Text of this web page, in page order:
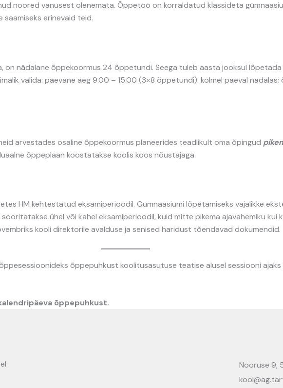
noored vanusest olenemata. Õppetöö on korraldatud klassideta
saamiseks erinevaid teid.
on nädalane õppekoormus 24 õppetundi. Seega tuleb aasta jooksul
valida: päevane aeg 9.00 – 15.00 (3×8 õppetundi): kolmel päeval
arvestades osaline õppekoormus planeerides teadlikult oma õpingud
õppeplaan koostatakse koolis koos nõustajaga.
HM kehtestatud eksamiperioodil. Gümnaasiumi lõpetamiseks vajalikke
ühel või kahel eksamiperioodil, kuid mitte pikema ajavahemiku kui
kooli direktorile avalduse ja senised haridust tõendavad dokumendid.
õppepuhkust koolitusasutuse teatise alusel sessiooni ajaks
õppepuhkust.
Nooruse 9,